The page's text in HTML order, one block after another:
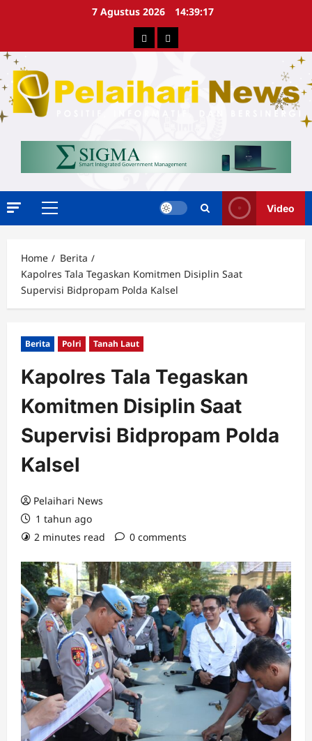
7 Agustus 2026 14:39:18
Berita Advertorial
Primary
Video
Home
Berita
Kapolres Tala Tegaskan Komitmen Disiplin Saat
Supervisi Bidpropam Polda Kalsel
Berita Polri Tanah Laut
Kapolres Tala Tegaskan
Komitmen Disiplin Saat
Supervisi Bidpropam Polda
Kalsel
Pelaihari News
1 tahun ago
2 minutes read
0 comments